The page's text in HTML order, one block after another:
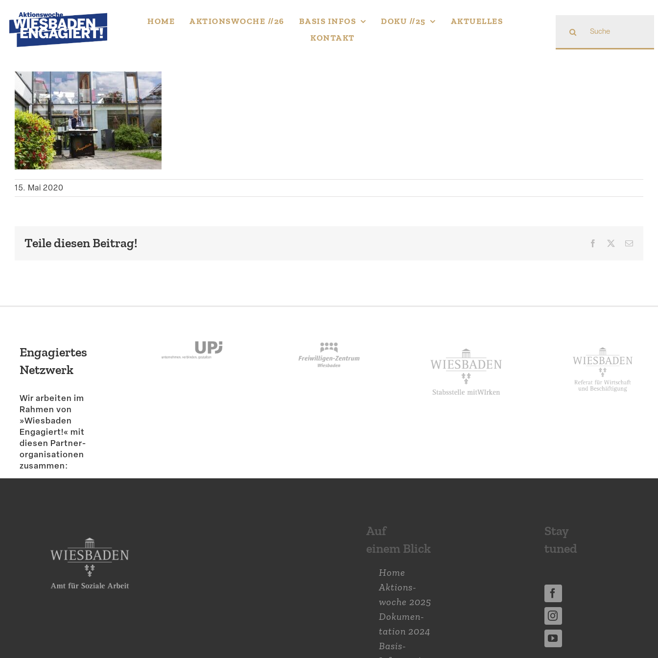
to
content
HOME AKTIONS­WOCHE //26 BASIS INFOS DOKU //25
AKTUELLES
KONTAKT
nach:
15. Mai 2020
Teile diesen Beitrag! Facebook
Engagiertes
Netzwerk
Wir arbeiten im
Rahmen von
»Wiesbaden
Engagiert!« mit
diesen Partner­
or­ga­ni­sa­tionen
zusammen:
Auf
einem Blick
Home
Aktions­
woche 2025
Dokumen­
tation 2024
Basis-
Stay
tuned